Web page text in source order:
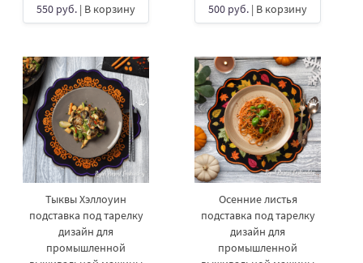
550 руб. | В корзину 500 руб. | В корзину
Тыквы Хэллоуин
подставка под тарелку
дизайн для
промышленной
Осенние листья
подставка под тарелку
дизайн для
промышленной